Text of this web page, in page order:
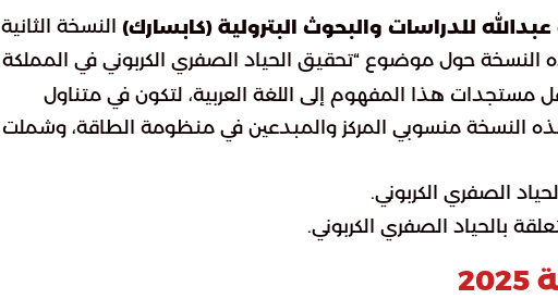
عبدالله للدراسات والبحوث البترولية (كابسارك) النسخة
النسخة حول موضوع “تحقيق الحياد الصفري الكربوني في المملكة
مستجدات هذا المفهوم إلى اللغة العربية، لتكون في متناول
النسخة منسوبي المركز والمبدعين في منظومة الطاقة، وشملت
الصفري الكربوني.
بالحياد الصفري الكربوني.